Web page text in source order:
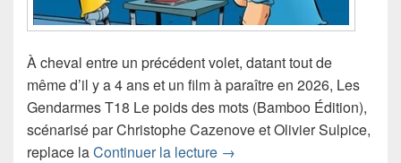
À cheval entre un précédent volet, datant tout de
même d’il y a 4 ans et un film à paraître en 2026, Les
Gendarmes T18 Le poids des mots (Bamboo Édition),
scénarisé par Christophe Cazenove et Olivier Sulpice,
replace laContinuer la lecture Chronique bande dessinée
→